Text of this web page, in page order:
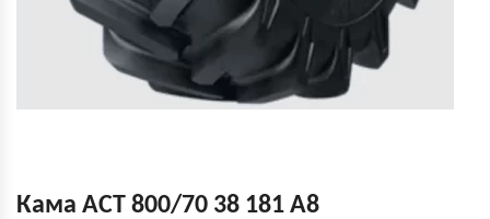
Кама ACT 800/70 38 181 A8